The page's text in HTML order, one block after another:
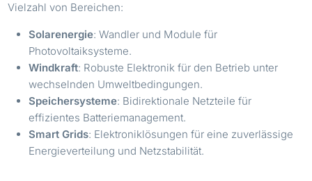
Vielzahl von Bereichen:
Solarenergie: Wandler und Module für
Photovoltaiksysteme.
Windkraft: Robuste Elektronik für den Betrieb unter
wechselnden Umweltbedingungen.
Speichersysteme: Bidirektionale Netzteile für
effizientes Batteriemanagement.
Smart Grids: Elektroniklösungen für eine zuverlässige
Energieverteilung und Netzstabilität.